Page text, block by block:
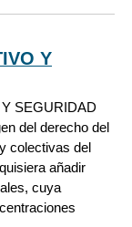
Y
SEGURIDAD
del derecho del
colectivas del
añadir
cuya